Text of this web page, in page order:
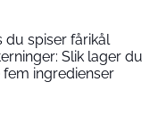
du spiser fårikål
Slik lager du
ingredienser